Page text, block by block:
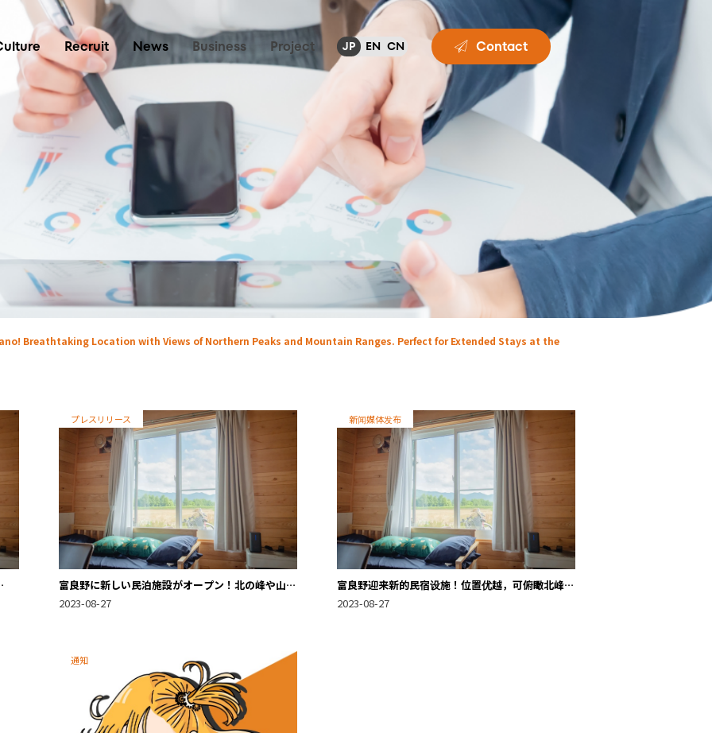
Recruit News Business Project JP EN CN Contact
Breathtaking Location with Views of Northern Peaks and Mountain Ranges. Perfect for Extended Stays at the
プレスリリース
富良野に新しい民泊施設がオープン！北の峰や山部
の絶景を一望できるロケーションは圧巻。スキーリ
2023-08-27
新闻媒体发布
富良野迎来新的民宿设施！位置优越，可俯瞰北峰和
山部的壮丽景色。这个农舍是滑雪度假的理想长期住
2023-08-27
通知